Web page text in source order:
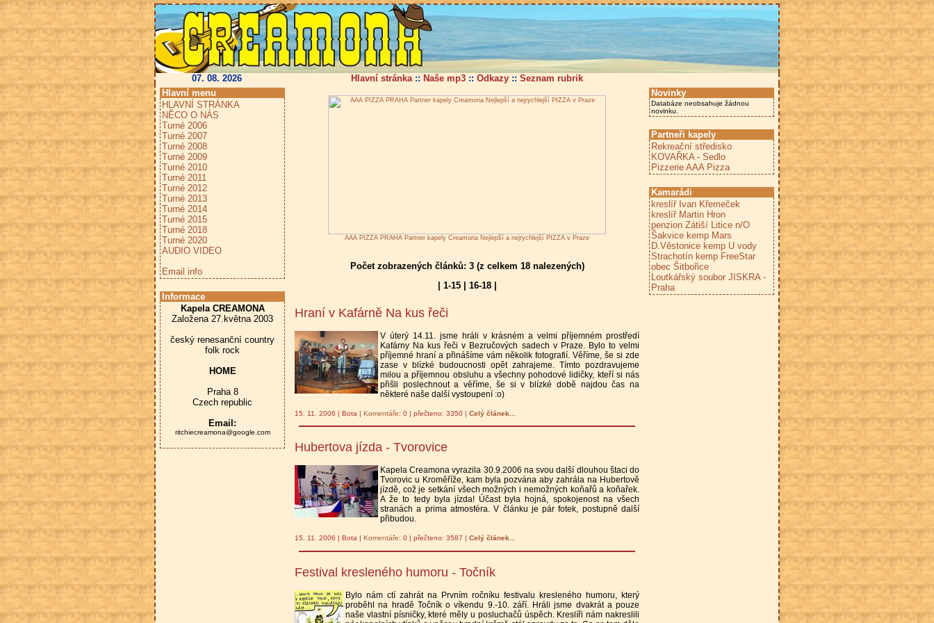
07. 08. 2026 Hlavní stránka:: Naše mp3 :: Odkazy :: Seznam rubrik
Hlavní menu
HLAVNÍ STRÁNKA
NĚCO O NÁS
Turné 2006
Turné 2007
Turné 2008
Turné 2009
Turné 2010
Turné 2011
Turné 2012
Turné 2013
Turné 2014
Turné 2015
Turné 2018
Turné 2020
AUDIO VIDEO
Email info
Informace
Kapela CREAMONA
Založena 27.května 2003
český renesanční country
folk rock
HOME
Praha 8
Czech republic
Email:
ritchiecreamona@google.com
AAA PIZZA PRAHA Partner kapely Creamona Nejlepší a nejrychlejší PIZZA v Praze
Počet zobrazených článků: 3 (z celkem 18 nalezených)
1-15| 16-18|
Hraní v Kafárně Na kus řeči
V úterý 14.11. jsme hráli v krásném a velmi příjemném prostředí
Kafárny Na kus řeči v Bezručových sadech v Praze. Bylo to velmi
příjemné hraní a přinášíme vám několik fotografií. Věříme, še si zde
zase v blízké budoucnosti opět zahrajeme. Tímto pozdravujeme
milou a příjemnou obsluhu a všechny pohodové lidičky, kteří si nás
přišli poslechnout a věříme, še si v blízké době najdou čas na
některé naše další vystoupení :o)
15. 11. 2006 | Bota | Komentáře: 0 | přečteno: 3350 | Celý článek...
Hubertova jízda - Tvorovice
Kapela Creamona vyrazila 30.9.2006 na svou další dlouhou štaci do
Tvorovic u Kroměříže, kam byla pozvána aby zahrála na Hubertově
jízdě, což je setkání všech možných i nemožných koňařů a koňařek.
A že to tedy byla jízda! Účast byla hojná, spokojenost na všech
stranách a prima atmosféra. V článku je pár fotek, postupně další
přibudou.
15. 11. 2006 | Bota | Komentáře: 0 | přečteno: 3587 | Celý článek...
Festival kresleného humoru - Točník
Bylo nám ctí zahrát na Prvním ročníku festivalu kresleného humoru, který
proběhl na hradě Točník o víkendu 9.-10. září. Hráli jsme dvakrát a pouze
naše vlastní písničky, které měly u posluchačů úspěch. Kreslíři nám nakreslili
Novinky
Databáze neobsahuje žádnou
novinku.
Partneři kapely
Rekreační středisko
KOVAŘKA - Sedlo
Pizzerie AAA Pizza
Kamarádi
kreslíř Ivan Křemeček
kreslíř Martin Hron
penzion Zátiší Litice n/O
Šakvice kemp Mars
D.Věstonice kemp U vody
Strachotín kemp FreeStar
obec Šitbořice
Loutkářský soubor JISKRA -
Praha